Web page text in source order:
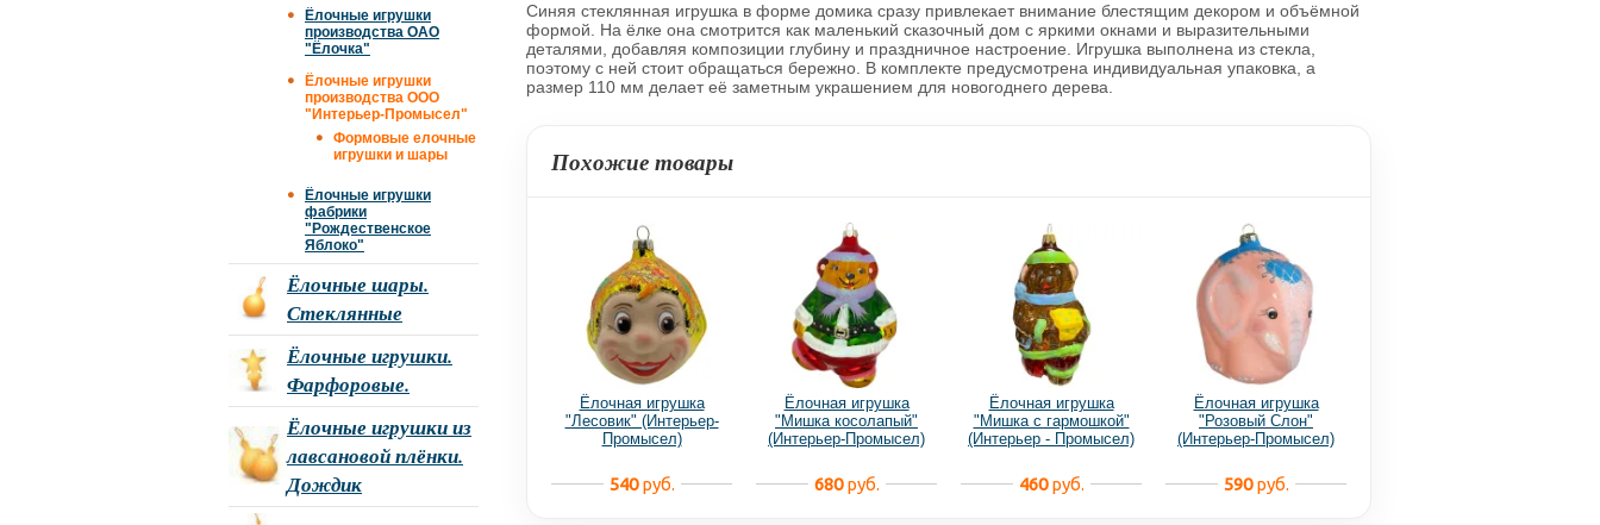
Синяя стеклянная игрушка в форме домика сразу привлекает внимание блестящим декором и объёмной
формой. На ёлке она смотрится как маленький сказочный дом с яркими окнами и выразительными
деталями, добавляя композиции глубину и праздничное настроение. Игрушка выполнена из стекла,
поэтому с ней стоит обращаться бережно. В комплекте предусмотрена индивидуальная упаковка, а
размер 110 мм делает её заметным украшением для новогоднего дерева.
Похожие товары
Ёлочная игрушка
"Лесовик" (Интерьер-
Промысел)
540руб.
Ёлочная игрушка
"Мишка косолапый"
(Интерьер-Промысел)
680руб.
Ёлочная игрушка
"Мишка с гармошкой"
(Интерьер - Промысел)
460руб.
Ёлочная игрушка
"Розовый Слон"
(Интерьер-Промысел)
590руб.
Ёлочные игрушки
производства ОАО
"Ёлочка"
Ёлочные игрушки
производства ООО
"Интерьер-Промысел"
Формовые елочные
игрушки и шары
Ёлочные игрушки
фабрики
"Рождественское
Яблоко"
Ёлочные шары.
Стеклянные
Ёлочные игрушки.
Фарфоровые.
Ёлочные игрушки из
лавсановой плёнки.
Дождик